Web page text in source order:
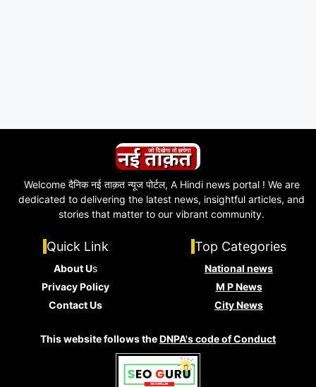
Welcome दैनिक नई ताक़त न्यूज पोर्टल, A Hindi news portal ! We are
dedicated to delivering the latest news, insightful articles, and
stories that matter to our vibrant community.
Quick Link
About Us
Privacy Policy
Contact Us
Top Categories
National news
M P News
City News
This website follows theDNPA's code of Conduct